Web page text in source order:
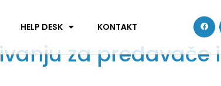
HELP DESK KONTAKT
za predavače i